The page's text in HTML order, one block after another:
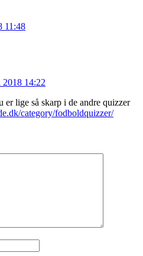
11:48
2018 14:22
lige så skarp i de andre quizzer
category/fodboldquizzer/